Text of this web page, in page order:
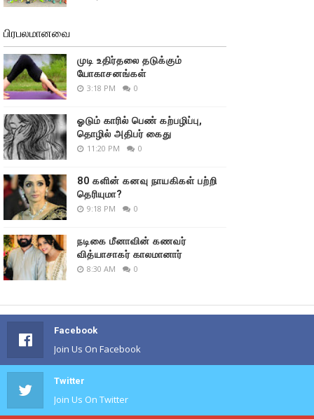
பிரபலமானவை
முடி உதிர்தலை தடுக்கும்
யோகாசனங்கள்
3:18 PM 0
ஓடும் காரில் பெண் கற்பழிப்பு,
தொழில் அதிபர் கைது
11:20 PM 0
80 களின் கனவு நாயகிகள் பற்றி
தெரியுமா?
9:18 PM 0
நடிகை மீனாவின் கணவர்
வித்யாசாகர் காலமானார்
8:30 AM 0
Facebook
Join Us On Facebook
Twitter
Join Us On Twitter